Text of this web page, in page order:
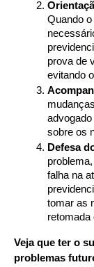
Quando
prova de
evitando
sobre os
Defesa
falha na
tomar as
retomada
Veja que ter o
problemas